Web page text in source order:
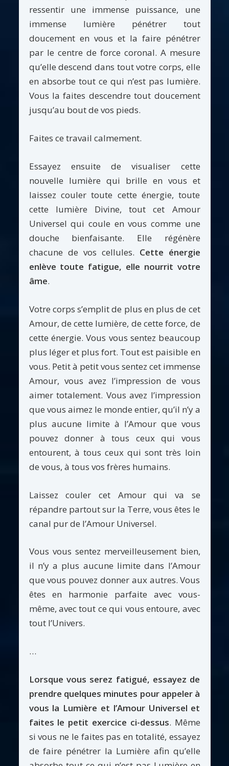
ressentir une immense puissance, une
immense lumière pénétrer tout
doucement en vous et la faire pénétrer
par le centre de force coronal. A mesure
qu’elle descend dans tout votre corps, elle
en absorbe tout ce qui n’est pas lumière.
Vous la faites descendre tout doucement
jusqu’au bout de vos pieds.
Faites ce travail calmement.
Essayez ensuite de visualiser cette
nouvelle lumière qui brille en vous et
laissez couler toute cette énergie, toute
cette lumière Divine, tout cet Amour
Universel qui coule en vous comme une
douche bienfaisante. Elle régénère
chacune de vos cellules. Cette énergie
enlève toute fatigue, elle nourrit votre
âme.
Votre corps s’emplit de plus en plus de cet
Amour, de cette lumière, de cette force, de
cette énergie. Vous vous sentez beaucoup
plus léger et plus fort. Tout est paisible en
vous. Petit à petit vous sentez cet immense
Amour, vous avez l’impression de vous
aimer totalement. Vous avez l’impression
que vous aimez le monde entier, qu’il n’y a
plus aucune limite à l’Amour que vous
pouvez donner à tous ceux qui vous
entourent, à tous ceux qui sont très loin
de vous, à tous vos frères humains.
Laissez couler cet Amour qui va se
répandre partout sur la Terre, vous êtes le
canal pur de l’Amour Universel.
Vous vous sentez merveilleusement bien,
il n’y a plus aucune limite dans l’Amour
que vous pouvez donner aux autres. Vous
êtes en harmonie parfaite avec vous-
même, avec tout ce qui vous entoure, avec
tout l’Univers.
…
Lorsque vous serez fatigué, essayez de
prendre quelques minutes pour appeler à
vous la Lumière et l’Amour Universel et
faites le petit exercice ci-dessus. Même
si vous ne le faites pas en totalité, essayez
de faire pénétrer la Lumière afin qu’elle